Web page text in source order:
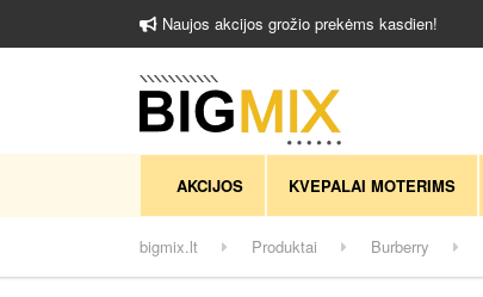
Naujos akcijos grožio prekėms kasdien!
AKCIJOS KVEPALAI MOTERIMS
bigmix.lt Produktai Burberry